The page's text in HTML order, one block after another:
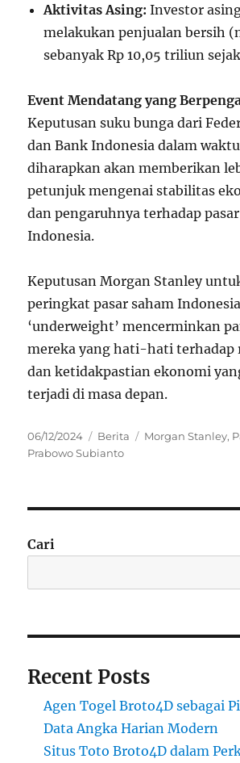
Aktivitas Asing: Investor
melakukan penjualan bersih
sebanyak Rp 10,05 triliun
Event Mendatang yang
Keputusan suku bunga dari
dan Bank Indonesia dalam
diharapkan akan memberikan
petunjuk mengenai stabilitas
dan pengaruhnya terhadap
Indonesia.
Keputusan Morgan Stanley
peringkat pasar saham
‘underweight’ mencerminkan
mereka yang hati-hati terhadap
dan ketidakpastian ekonomi
terjadi di masa depan.
Posted
on
06/12/2024 Categories
Berita Tags
Morgan Stanley,
Prabowo Subianto
Cari
Recent Posts
Agen Togel Broto4D sebagai
Data Angka Harian Modern
Situs Toto Broto4D dalam